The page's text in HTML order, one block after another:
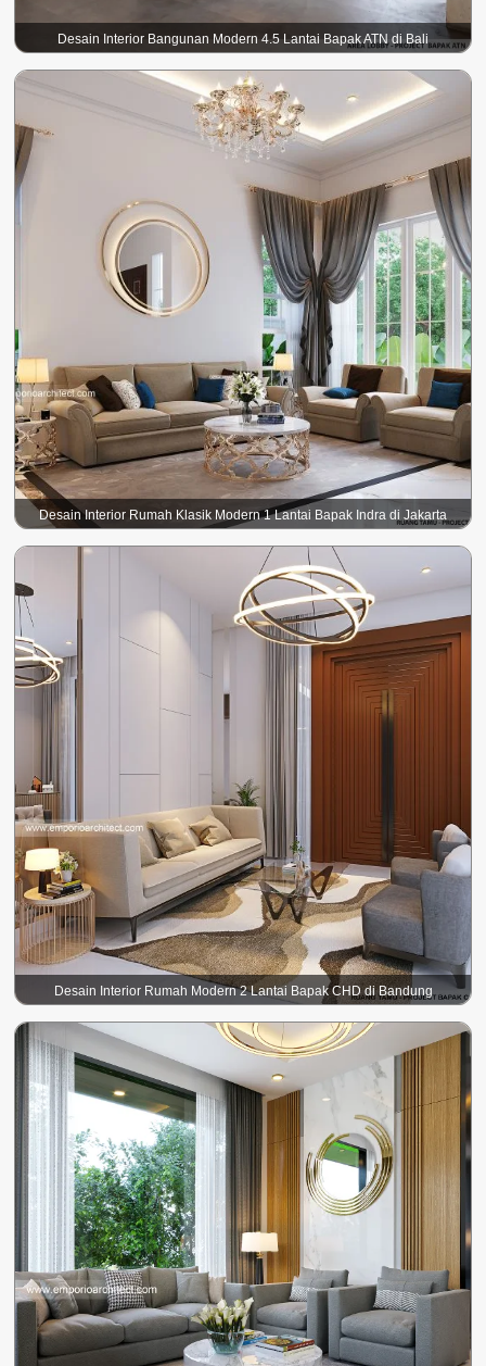
Desain Interior Bangunan Modern 4.5 Lantai Bapak ATN di Bali
Desain Interior Rumah Klasik Modern 1 Lantai Bapak Indra di Jakarta
Desain Interior Rumah Modern 2 Lantai Bapak CHD di Bandung